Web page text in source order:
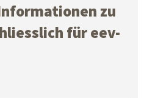
zu
für eev-